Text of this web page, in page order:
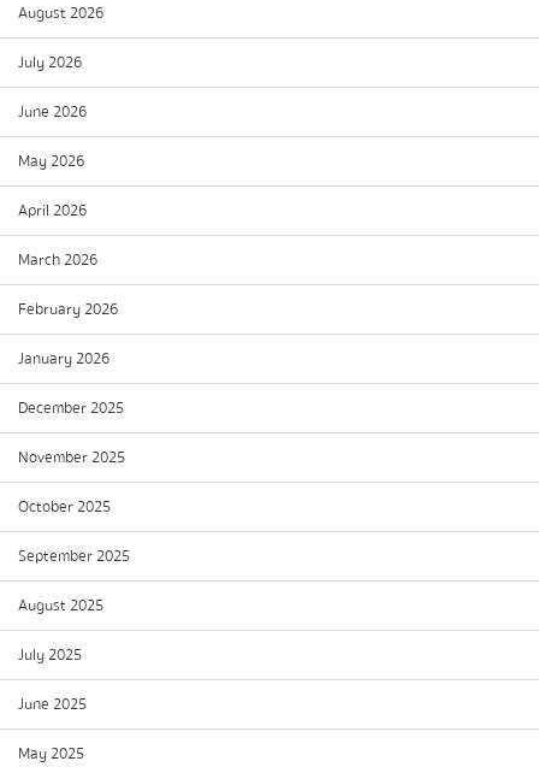
August 2026
July 2026
June 2026
May 2026
April 2026
March 2026
February 2026
January 2026
December 2025
November 2025
October 2025
September 2025
August 2025
July 2025
June 2025
May 2025